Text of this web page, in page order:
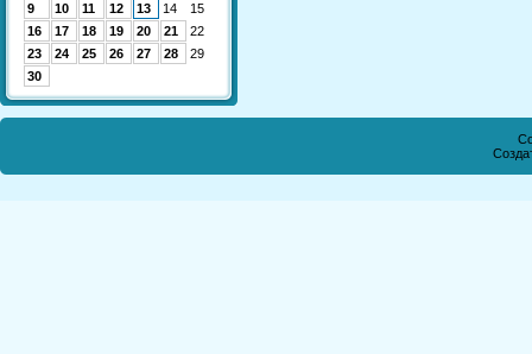
9
10 11 12 13 14
15
16
17 18 19 20 21
22
23
24 25 26 27 28
29
30